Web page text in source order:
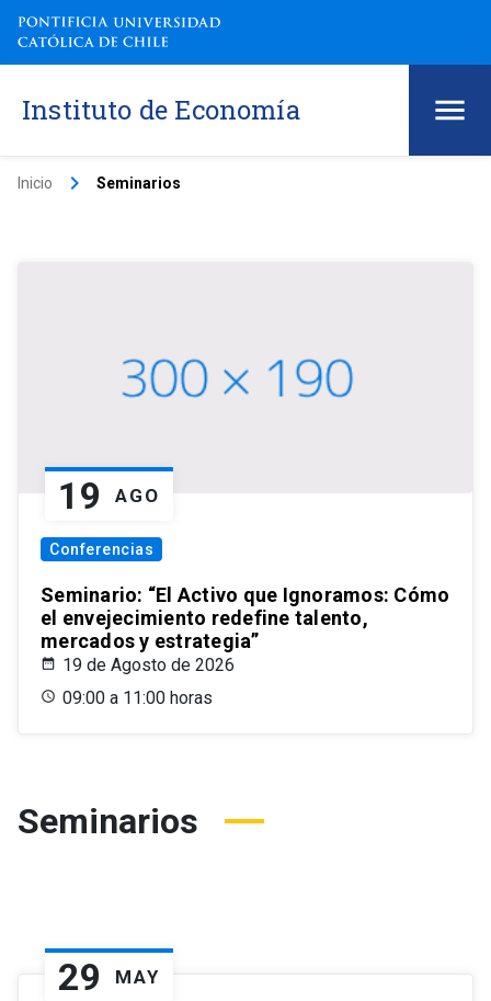
Instituto de Economía
Inicio keyboard_arrow_right Seminarios
19 AGO
Conferencias
Seminario: “El Activo que Ignoramos: Cómo
el envejecimiento redefine talento,
mercados y estrategia”
19 de Agosto de 2026
09:00 a 11:00 horas
Seminarios
29 MAY